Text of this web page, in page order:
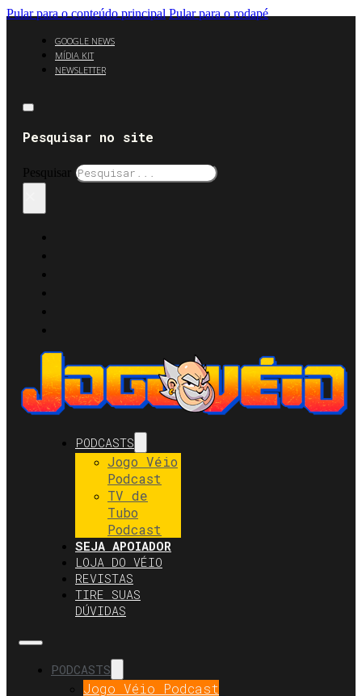
Pular para o conteúdo principal Pular para o rodapé
GOOGLE NEWS
MÍDIA KIT
NEWSLETTER
Pesquisar no site
Pesquisar
PODCASTS
Jogo Véio
Podcast
TV de
Tubo
Podcast
SEJA APOIADOR
LOJA DO VÉIO
REVISTAS
TIRE SUAS
DÚVIDAS
PODCASTS
Jogo Véio Podcast